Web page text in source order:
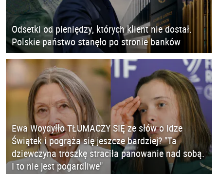
Odsetki od pieniędzy, których klient nie dostał.
Polskie państwo stanęło po stronie banków
Ewa Woydyłło TŁUMACZY SIĘ ze słów o Idze
Świątek i pogrąża się jeszcze bardziej? "Ta
dziewczyna troszkę straciła panowanie nad sobą.
I to nie jest pogardliwe"